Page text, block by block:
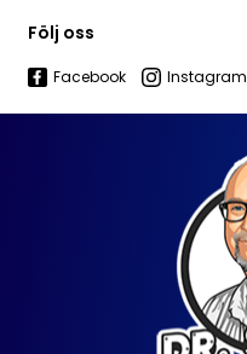
Följ oss
Facebook Instagram